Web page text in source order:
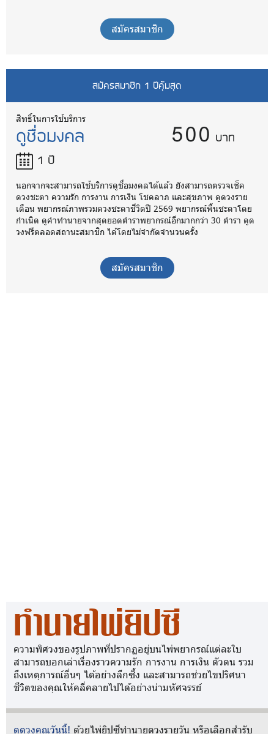
สมัครสมาชิก
สมัครสมาชิก 1 ปีคุ้มสุด
สิทธิ์ในการใช้บริการ
ดูชื่อมงคล
1 ปี
500 บาท
นอกจากจะสามารถใช้บริการดูชื่อมงคลได้แล้ว ยังสามารถตรวจเช็ค
ดวงชะตา ความรัก การงาน การเงิน โชคลาภ และสุขภาพ ดูดวงราย
เดือน พยากรณ์ภาพรวมดวงชะตาชีวิตปี 2569 พยากรณ์พื้นชะตาโดย
กำเนิด ดูคำทำนายจากสุดยอดตำราพยากรณ์อีกมากกว่า 30 ตำรา ดูด
วงฟรีตลอดสถานะสมาชิก ได้โดยไม่จำกัดจำนวนครั้ง
สมัครสมาชิก
ทำนายไพ่ยิปซี
ความพิศวงของรูปภาพที่ปรากฏอยู่บนไพ่พยากรณ์แต่ละใบ
สามารถบอกเล่าเรื่องราวความรัก การงาน การเงิน ตัวตน รวม
ถึงเหตุการณ์อื่นๆ ได้อย่างลึกซึ้ง และสามารถช่วยไขปริศนา
ชีวิตของคุณให้คลี่คลายไปได้อย่างน่ามหัศจรรย์
ดูดวงคุณวันนี้! ด้วยไพ่ยิปซีทำนายดวงรายวัน หรือเลือกสำรับ